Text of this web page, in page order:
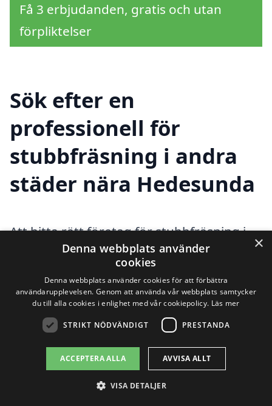
Få 3 erbjudanden, gratis och utan
förpliktelser
Sök efter en
professionell för
stubbfräsning i andra
städer nära Hedesunda
Att hitta rätt företag för stubbfräsning i
Hedesunda är viktigt för att säkerställa att
ditt projekt genomförs på ett effektivt och
professionellt sätt. Stubbfräsning är en
process som innebär att borttagning av
utrustning. Genom att anlita
professionella tjänster kan du spara tid
×
Denna webbplats använder
cookies
Denna webbplats använder cookies för att förbättra
användarupplevelsen. Genom att använda vår webbplats samtycker
du till alla cookies i enlighet med vår cookiepolicy. Läs mer
STRIKT NÖDVÄNDIGT PRESTANDA
ACCEPTERA ALLA AVVISA ALLT
VISA DETALJER